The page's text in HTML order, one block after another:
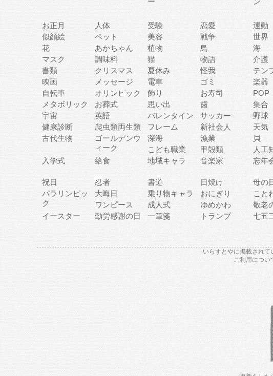
お正月
人体 受験 恋愛 運動
似顔絵
ペット 美容 戦争 世界
花
あかちゃん 植物 鳥 海
マスク
調味料 猫 物語 介護
書類
クリスマス 夏休み 怪我 テン
映画
メッセージ 電車 ゴミ 楽器
自転車
オリンピック 飾り お寿司 POP
メタボリック
お葬式 思い出 歯 集合
宇宙
英語 バレンタイン サッカー 野球
健康診断
爬虫類両生類 フレーム 新社会人 天気
古代生物
ゴールデンウ
ィーク
深海 漁業 貝
こども職業
甲殻類 人工
入学式
給食 地域キャラ 音楽家 忘年
祝日
忍者 書道 日焼け 母の
パラリンピッ
ク
大晦日 乗り物キャラ おにぎり こと
ワンピース
成人式 ゆめかわ 敬老
イースター
勤労感謝の日 一筆箋 トランプ 七五
いらすとやに掲載され
ご利用につい